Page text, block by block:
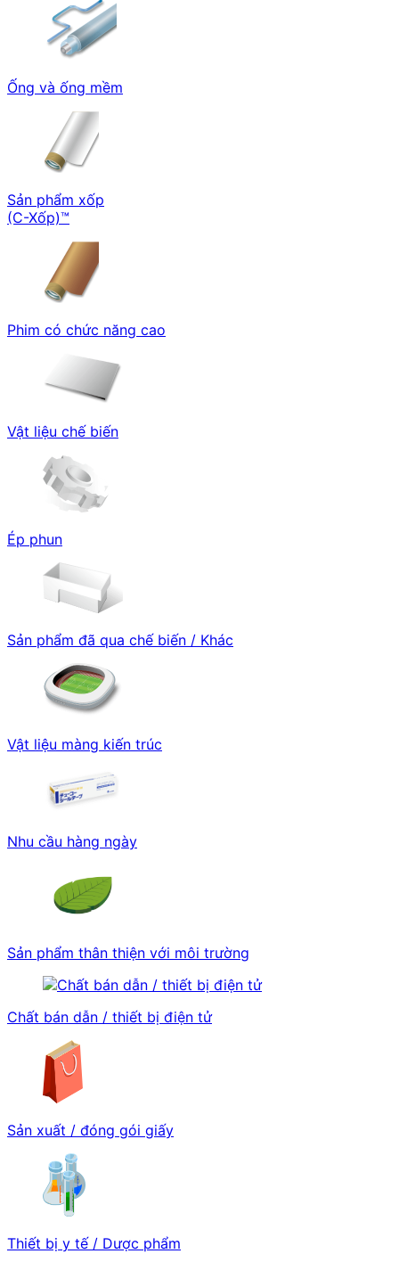
Ống và ống mềm
Sản phẩm xốp
(C-Xốp)™
Phim có chức năng cao
Vật liệu chế biến
Ép phun
Sản phẩm đã qua chế biến / Khác
Vật liệu màng kiến trúc
Nhu cầu hàng ngày
Sản phẩm thân thiện với môi trường
Chất bán dẫn / thiết bị điện tử
Sản xuất / đóng gói giấy
Thiết bị y tế / Dược phẩm